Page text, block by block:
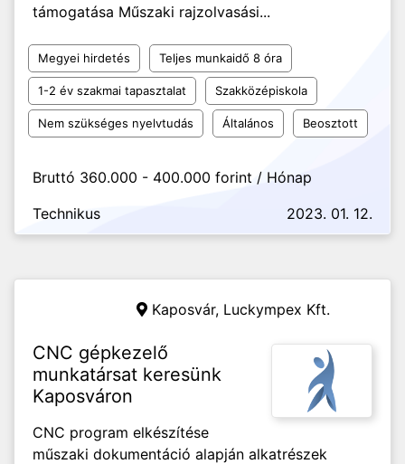
támogatása Műszaki rajzolvasási...
Megyei hirdetés Teljes munkaidő 8 óra
1-2 év szakmai tapasztalat Szakközépiskola
Nem szükséges nyelvtudás Általános Beosztott
Bruttó 360.000 - 400.000 forint / Hónap
Technikus
2023. 01. 12.
Kaposvár, Luckympex Kft.
CNC gépkezelő
munkatársat keresünk
Kaposváron
CNC program elkészítése
műszaki dokumentáció alapján alkatrészek